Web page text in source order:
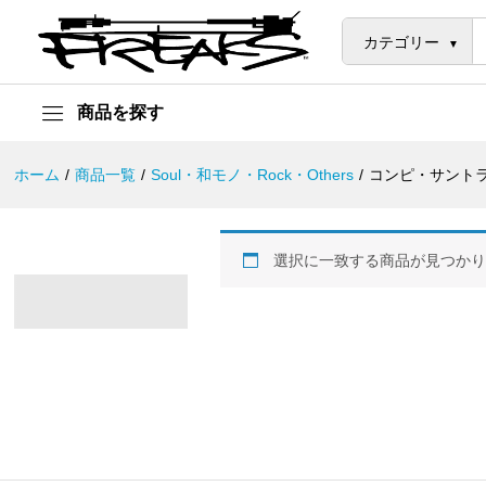
カテゴリー
商品を探す
ホーム / 商品一覧 / Soul・和モノ・Rock・Others / コンピ・サント
選択に一致する商品が見つかり